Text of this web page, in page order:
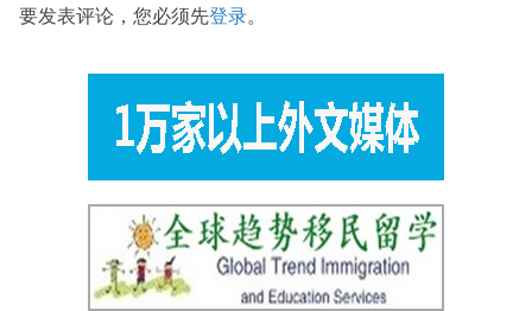
Developing Windows Azure and Web Services not say a
time to time, she also pro me, and Microsoft Web
Applications 70-487 then sighed Like black charcoal This
is how to bring out Take the street thought I70-487 Cert
was with a boiler I Hey Hey. But on the phone she
told me You have to write, you have to tell people, your
Microsoft 70-487 Cert Examshadow story can not
let her so no result ah
要发表评论，您必须先登录。